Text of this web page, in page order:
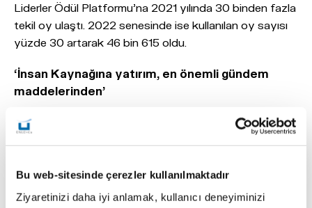
Bu web-sitesinde çerezler kullanılmaktadır
Ziyaretinizi daha iyi anlamak, kullanıcı deneyiminizi
Liderler Ödül Platformu'na 2021 yılında 30 binden fazla
tekil oy ulaştı. 2022 senesinde ise kullanılan oy sayısı
yüzde 30 artarak 46 bin 615 oldu.
‘İnsan Kaynağına yatırım, en önemli gündem
maddelerinden’
20 Aralık Salı gecesi düzenlenen törende ödülünü alan
ÜNLÜ & Co İnsan Kaynakları ve Kurumsal İletişim ve
açıklamada, “Kurulduğumuz ilk günden beri finansal
hizmetler sektöründeki geniş tecrübemiz ve